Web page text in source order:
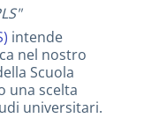
intende
nel nostro
Scuola
una scelta
universitari.